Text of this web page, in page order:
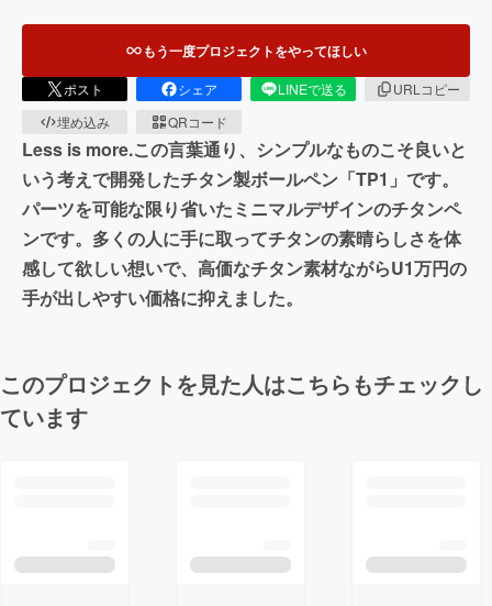
もう一度プロジェクトをやってほしい
ポスト シェア LINEで送る
URLコピー
埋め込み
QRコード
Less is more.この言葉通り、シンプルなものこそ良いと
いう考えで開発したチタン製ボールペン「TP1」です。
パーツを可能な限り省いたミニマルデザインのチタンペ
ンです。多くの人に手に取ってチタンの素晴らしさを体
感して欲しい想いで、高価なチタン素材ながらU1万円の
手が出しやすい価格に抑えました。
このプロジェクトを見た人はこちらもチェックし
ています